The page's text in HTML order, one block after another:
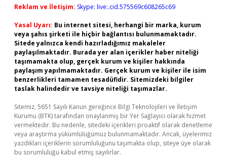
Reklam ve İletişim: Skype: live:.cid.575569c608265c69
Yasal Uyarı: Bu internet sitesi, herhangi bir marka, kurum
veya şahıs şirketi ile hiçbir bağlantısı bulunmamaktadır.
Sitede yalnızca kendi hazırladığımız makaleler
paylaşılmaktadır. Burada yer alan içerikler haber niteliği
taşımamakta olup, gerçek kurum ve kişiler hakkında
paylaşım yapılmamaktadır. Gerçek kurum ve kişiler ile isim
benzerlikleri tamamen tesadüfidir. Sitemizdeki bilgiler
taslak halindedir ve tavsiye niteliği taşımazlar.
Sitemiz, 5651 Sayılı Kanun gereğince Bilgi Teknolojileri ve İletişim
Kurumu (BTK) tarafından onaylanmış bir Yer Sağlayıcı olarak hizmet
vermektedir. Bu nedenle, sitedeki içerikleri proaktif olarak denetleme
veya araştırma yükümlülüğümüz bulunmamaktadır. Ancak, üyelerimiz
yazdıkları içeriklerin sorumluluğunu taşımakta olup, siteye üye olarak
bu sorumluluğu kabul etmiş sayılırlar.